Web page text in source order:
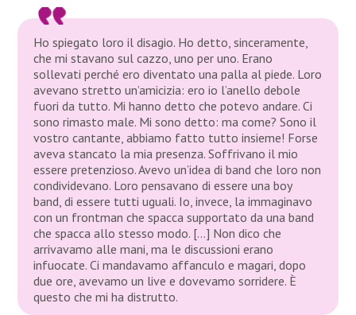
Ho spiegato loro il disagio. Ho detto, sinceramente,
che mi stavano sul cazzo, uno per uno. Erano
sollevati perché ero diventato una palla al piede. Loro
avevano stretto un’amicizia: ero io l’anello debole
fuori da tutto. Mi hanno detto che potevo andare. Ci
sono rimasto male. Mi sono detto: ma come? Sono il
vostro cantante, abbiamo fatto tutto insieme! Forse
aveva stancato la mia presenza. Soffrivano il mio
essere pretenzioso. Avevo un’idea di band che loro non
condividevano. Loro pensavano di essere una boy
band, di essere tutti uguali. Io, invece, la immaginavo
con un frontman che spacca supportato da una band
che spacca allo stesso modo. […] Non dico che
arrivavamo alle mani, ma le discussioni erano
infuocate. Ci mandavamo affanculo e magari, dopo
due ore, avevamo un live e dovevamo sorridere. È
questo che mi ha distrutto.